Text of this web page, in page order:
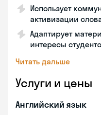
Использует
активизации
Адаптирует
интересы
Читать дальше
Услуги и цены
Английский язык